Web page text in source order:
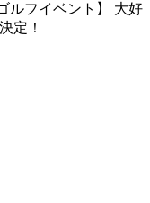
ルフイベント】 大好
定！